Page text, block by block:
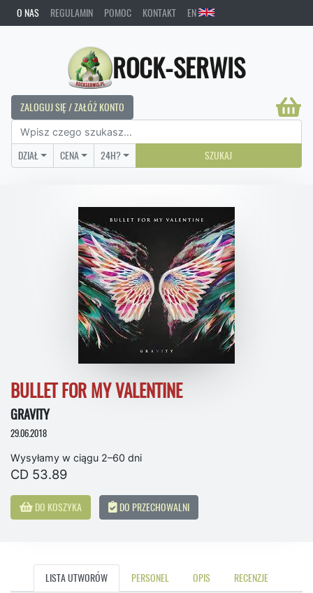
O NAS REGULAMIN POMOC KONTAKT EN
ROCK-SERWIS
ZALOGUJ SIĘ / ZAŁÓŻ KONTO
DZIAŁ CENA 24H? SZUKAJ
BULLET FOR MY VALENTINE
GRAVITY
29.06.2018
Wysyłamy w ciągu 2–60 dni
CD 53.89
DO KOSZYKA DO PRZECHOWALNI
LISTA UTWORÓW PERSONEL OPIS RECENZJE